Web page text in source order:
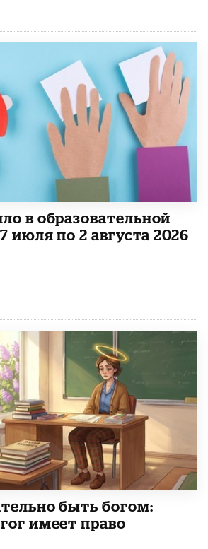
в образовательной
июля по 2 августа 2026
быть богом:
имеет право